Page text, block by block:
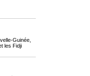
Guinée,
les Fidji